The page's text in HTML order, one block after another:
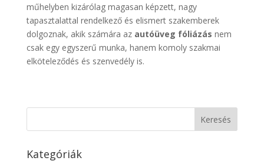
műhelyben kizárólag magasan képzett, nagy
tapasztalattal rendelkező és elismert szakemberek
dolgoznak, akik számára az autóüveg fóliázás nem
csak egy egyszerű munka, hanem komoly szakmai
elköteleződés és szenvedély is.
Kategóriák